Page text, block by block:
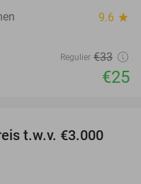
9.6 star
Regulier €33
€25
t.w.v. €3.000